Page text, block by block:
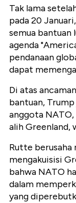
Tak lama
pada 20
semua bantuan
agenda
pendanaan
dapat
Di atas
bantuan,
anggota
alih Greenland,
Rutte berusaha
mengakuisisi
bahwa NATO
dalam
yang